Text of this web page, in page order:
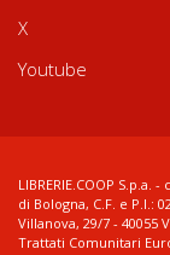
X
Youtube
LIBRERIE.COOP
di Bologna, C.F. e P.I.:
Villanova, 29/7 - 40055
Trattati Comunitari